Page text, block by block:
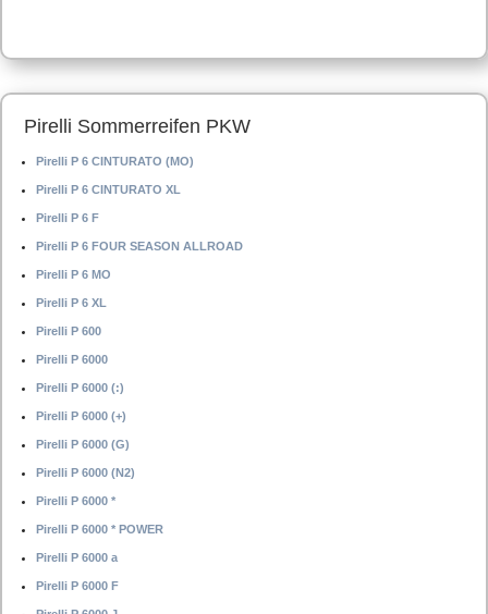
Pirelli Sommerreifen PKW
Pirelli P 6 CINTURATO (MO)
Pirelli P 6 CINTURATO XL
Pirelli P 6 F
Pirelli P 6 FOUR SEASON ALLROAD
Pirelli P 6 MO
Pirelli P 6 XL
Pirelli P 600
Pirelli P 6000
Pirelli P 6000 (:)
Pirelli P 6000 (+)
Pirelli P 6000 (G)
Pirelli P 6000 (N2)
Pirelli P 6000 *
Pirelli P 6000 * POWER
Pirelli P 6000 a
Pirelli P 6000 F